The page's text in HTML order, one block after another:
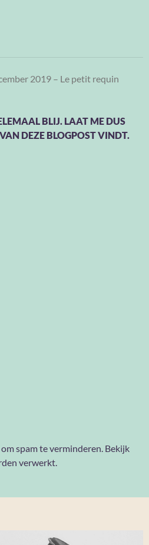
2019 – Le petit requin
BLIJ. LAAT ME DUS
DEZE BLOGPOST VINDT.
spam te verminderen. Bekijk
verwerkt.